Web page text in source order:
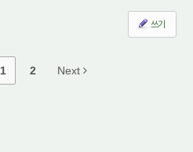
쓰기
1 2 Next